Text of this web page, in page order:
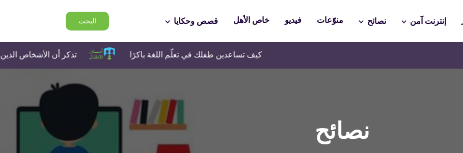
إنترنت آمن نصائح منوّعات فيديو خاص الأهل قصص وحكايا البحث
كيف تساعدين طفلك في تعلّم اللغة باكرًا تذكر أن الأشخاص الذين تتحدث معهم
نصائح